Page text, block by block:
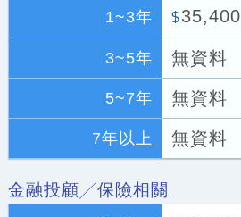
1~3年 $35,400
3~5年 無資料
5~7年 無資料
7年以上 無資料
金融投顧╱保險相關